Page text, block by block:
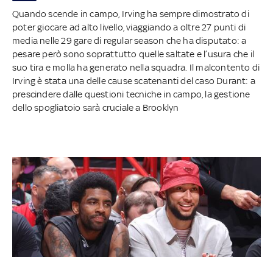
Quando scende in campo, Irving ha sempre dimostrato di
poter giocare ad alto livello, viaggiando a oltre 27 punti di
media nelle 29 gare di regular season che ha disputato: a
pesare però sono soprattutto quelle saltate e l’usura che il
suo tira e molla ha generato nella squadra. Il malcontento di
Irving è stata una delle cause scatenanti del caso Durant: a
prescindere dalle questioni tecniche in campo, la gestione
dello spogliatoio sarà cruciale a Brooklyn